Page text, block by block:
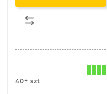
40+ szt